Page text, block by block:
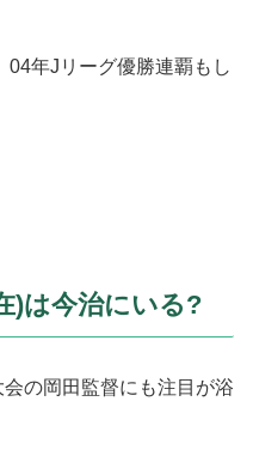
年Jリーグ優勝連覇もし
)は今治にいる?
の岡田監督にも注目が浴